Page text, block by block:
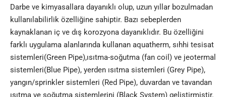
Darbe ve kimyasallara dayanıklı olup, uzun yıllar bozulmadan
kullanılabilirlik özelliğine sahiptir. Bazı sebeplerden
kaynaklanan iç ve dış korozyona dayanıklıdır. Bu özelliğini
farklı uygulama alanlarında kullanan aquatherm, sıhhi tesisat
sistemleri(Green Pipe),ısıtma-soğutma (fan coil) ve jeotermal
sistemleri(Blue Pipe), yerden ısıtma sistemleri (Grey Pipe),
yangın/sprinkler sistemleri (Red Pipe), duvardan ve tavandan